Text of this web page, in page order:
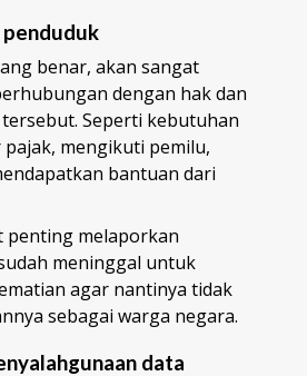
penduduk
benar, akan sangat
dengan hak dan
Seperti kebutuhan
mengikuti pemilu,
bantuan dari
penting melaporkan
meninggal untuk
agar nantinya tidak
sebagai warga negara.
data